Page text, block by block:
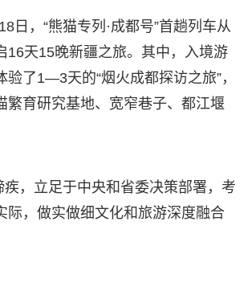
日，“熊猫专列·成都号”首趟列车从
16天15晚新疆之旅。其中，入境游
验了1—3天的“烟火成都探访之旅”，
繁育研究基地、宽窄巷子、都江堰
疾，立足于中央和省委决策部署，考
际，做实做细文化和旅游深度融合